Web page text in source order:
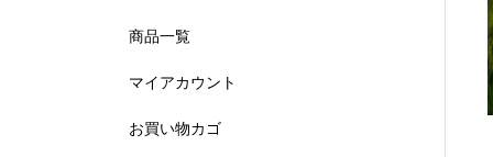
商品一覧
マイアカウント
お買い物カゴ